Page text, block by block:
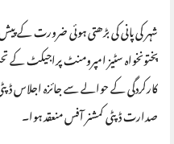
شہر کی پانی کی بڑھتی ہوئی ضرورت کے
پختونخواہ سٹیز امپرومنٹ پراجیکٹ
کارکردگی کے حوالے سے جائزہ اجلاس
صدارت ڈپٹی کمشنر آفس منعقد ہوا۔